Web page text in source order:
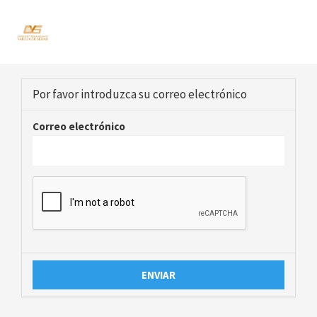
Por favor introduzca su correo electrónico
Correo electrónico